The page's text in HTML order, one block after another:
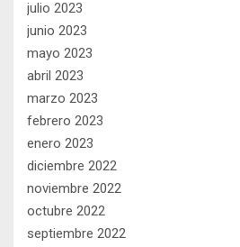
julio 2023
junio 2023
mayo 2023
abril 2023
marzo 2023
febrero 2023
enero 2023
diciembre 2022
noviembre 2022
octubre 2022
septiembre 2022